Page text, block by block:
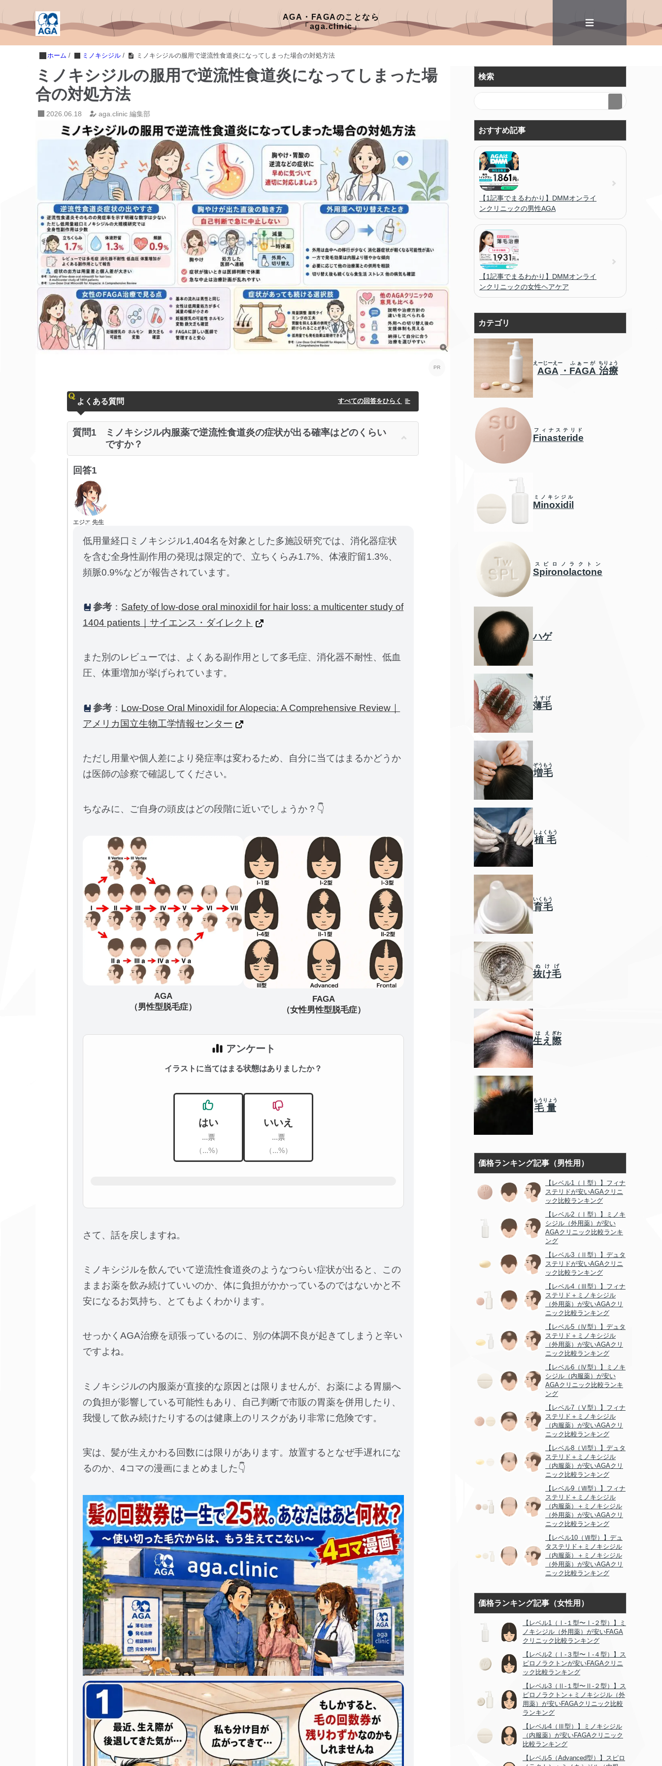
AGA・FAGAのことなら
「aga.clinic」
ホーム / ミノキシジル / ミノキシジルの服用で逆流性食道炎になってしまった場合の対処方法
ミノキシジルの服用で逆流性食道炎になってしまった場
合の対処方法
2026.06.18 aga.clinic 編集部
よくある質問 すべての回答をひらく
質問1
ミノキシジル内服薬で逆流性食道炎の症状が出る確率はどのくらい
ですか？
回答1
エジエ 先生
低用量経口ミノキシジル1,404名を対象とした多施設研究では、消化器症状
を含む全身性副作用の発現は限定的で、立ちくらみ1.7%、体液貯留1.3%、
頻脈0.9%などが報告されています。
参考 ： Safety of low-dose oral minoxidil for hair loss: a multicenter study of
1404 patients｜サイエンス・ダイレクト
また別のレビューでは、よくある副作用として多毛症、消化器不耐性、低血
圧、体重増加が挙げられています。
参考 ： Low-Dose Oral Minoxidil for Alopecia: A Comprehensive Review｜
アメリカ国立生物工学情報センター
ただし用量や個人差により発症率は変わるため、自分に当てはまるかどうか
は医師の診察で確認してください。
ちなみに、ご自身の頭皮はどの段階に近いでしょうか？👇
AGA
（男性型脱毛症）
FAGA
（女性男性型脱毛症）
アンケート
イラストに当てはまる状態はありましたか？
はい
...票
（...%）
いいえ
...票
（...%）
さて、話を戻しますね。
ミノキシジルを飲んでいて逆流性食道炎のようなつらい症状が出ると、この
ままお薬を飲み続けていいのか、体に負担がかかっているのではないかと不
安になるお気持ち、とてもよくわかります。
せっかくAGA治療を頑張っているのに、別の体調不良が起きてしまうと辛い
ですよね。
ミノキシジルの内服薬が直接的な原因とは限りませんが、お薬による胃腸へ
の負担が影響している可能性もあり、自己判断で市販の胃薬を併用したり、
我慢して飲み続けたりするのは健康上のリスクがあり非常に危険です。
実は、髪が生えかわる回数には限りがあります。放置するとなぜ手遅れにな
るのか、4コマの漫画にまとめました👇
検索
おすすめ記事
【1記事でまるわかり】DMMオンライ
ンクリニックの男性AGA
【1記事でまるわかり】DMMオンライ
ンクリニックの女性ヘアケア
カテゴリ
AGA
えーじーえー
・ FAGA
ふぁーが
治療
ちりょう
Finasteride
フィナステリド
Minoxidil
ミノキシジル
Spironolactone
スピロノラクトン
ハゲ
薄毛
うすげ
増毛
ぞうもう
植毛
しょくもう
育毛
いくもう
抜け毛
ぬけげ
生
は
え
え
際
ぎわ
毛量
もうりょう
価格ランキング記事（男性用）
【レベル1（Ⅰ型）】フィナ
ステリドが安いAGAクリニ
ック比較ランキング
【レベル2（Ⅰ型）】ミノキ
シジル（外用薬）が安い
AGAクリニック比較ランキ
ング
【レベル3（Ⅱ型）】デュタ
ステリドが安いAGAクリニ
ック比較ランキング
【レベル4（Ⅲ型）】フィナ
ステリド＋ミノキシジル
（外用薬）が安いAGAクリ
ニック比較ランキング
【レベル5（Ⅳ型）】デュタ
ステリド＋ミノキシジル
（外用薬）が安いAGAクリ
ニック比較ランキング
【レベル6（Ⅳ型）】ミノキ
シジル（内服薬）が安い
AGAクリニック比較ランキ
ング
【レベル7（Ⅴ型）】フィナ
ステリド＋ミノキシジル
（内服薬）が安いAGAクリ
ニック比較ランキング
【レベル8（Ⅵ型）】デュタ
ステリド＋ミノキシジル
（内服薬）が安いAGAクリ
ニック比較ランキング
【レベル9（Ⅶ型）】フィナ
ステリド＋ミノキシジル
（内服薬）＋ミノキシジル
（外用薬）が安いAGAクリ
ニック比較ランキング
【レベル10（Ⅶ型）】デュ
タステリド＋ミノキシジル
（内服薬）＋ミノキシジル
（外用薬）が安いAGAクリ
ニック比較ランキング
価格ランキング記事（女性用）
【レベル1（Ⅰ-１型〜Ⅰ-２型）】ミ
ノキシジル（外用薬）が安いFAGA
クリニック比較ランキング
【レベル2（Ⅰ-３型〜Ⅰ-４型）】ス
ピロノラクトンが安いFAGAクリニ
ック比較ランキング
【レベル3（Ⅱ-１型〜Ⅱ-２型）】ス
ピロノラクトン＋ミノキシジル（外
用薬）が安いFAGAクリニック比較
ランキング
【レベル4（Ⅲ型）】ミノキシジル
（内服薬）が安いFAGAクリニック
比較ランキング
【レベル5（Advanced型）】スピロ